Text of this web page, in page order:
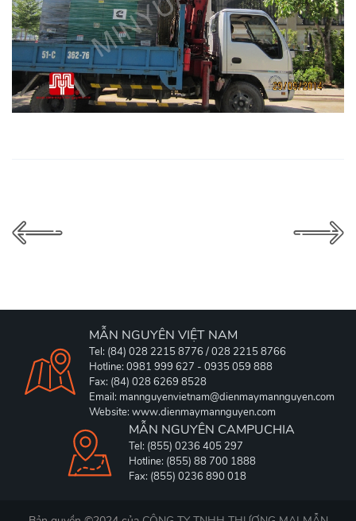
MẪN NGUYÊN VIỆT NAM
Tel: (84) 028 2215 8776 / 028 2215 8766
Hotline: 0981 999 627 - 0935 059 888
Fax: (84) 028 6269 8528
Email: mannguyenvietnam@dienmaymannguyen.com
Website: www.dienmaymannguyen.com
MẪN NGUYÊN CAMPUCHIA
Tel: (855) 0236 405 297
Hotline: (855) 88 700 1888
Fax: (855) 0236 890 018